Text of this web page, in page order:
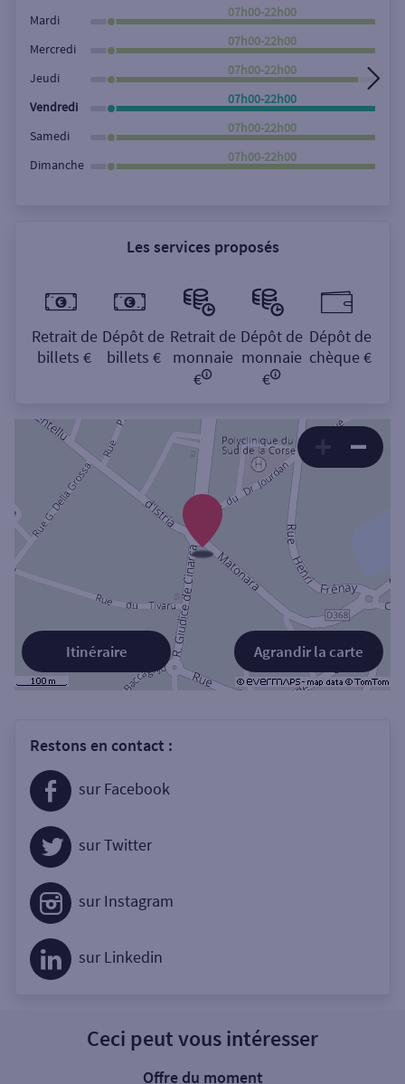
Mardi
07h00-22h00
Mercredi
07h00-22h00
Jeudi
07h00-22h00
Vendredi
07h00-22h00
Samedi
07h00-22h00
Dimanche
07h00-22h00
Les services proposés
Retrait de
billets €
Dépôt de
billets €
Retrait de
monnaie
€
Dépôt de
monnaie
€
Dépôt de
chèque €
Agrandir la carte
Itinéraire
Restons en contact :
sur Facebook
sur Twitter
sur Instagram
sur Linkedin
Ceci peut vous intéresser
Offre du moment